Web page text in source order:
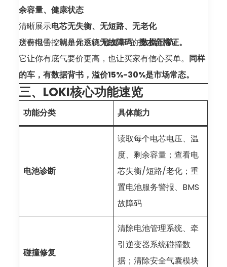
余容量、健康状态
清晰展示电芯无失衡、无短路、无老化
所有电子控制单元系统无故障码、数据正常
这份报告，就是你这辆“修复车”的技术合格证。
它让你有底气要价更高，也让买家有信心买单。 同样
的车，有数据背书，溢价15%-30%是市场常态。
三、LOKI核心功能速览
功能分类 具体能力
电池诊断
读取每个电芯电压、温
度、剩余容量；查看电
芯失衡/短路/老化；重
置电池服务警报、BMS
故障码
碰撞修复
清除电池管理系统、牵
引逆变器系统碰撞数
据；清除安全气囊模块